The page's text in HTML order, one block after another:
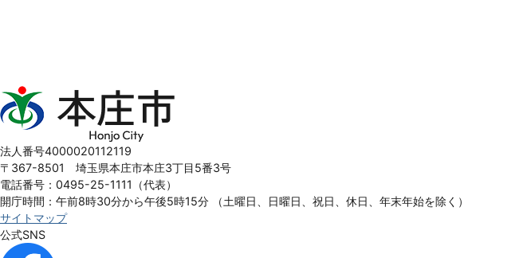
本
庄
Honjo
City
法人番号4000020112119
〒367-8501 埼玉県本庄市本庄3丁目5番3号
電話番号：0495-25-1111（代表）
開庁時間：午前8時30分から午後5時15分
（土曜日、日曜日、祝日、休日、年末年始を除く）
サイトマップ
公式SNS